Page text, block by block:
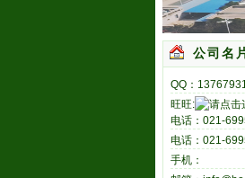
公司名
QQ：
旺旺:
电话：021-
电话：021-
手机：